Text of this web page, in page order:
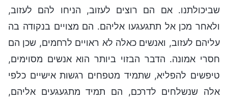
שביכולתנו. אם הם רוצים לעזוב, הניחו להם לעזוב,
ולאחר מכן אל תתגעגעו אליהם. הם מצויים בנקודה בה
עליהם לעזוב, ואנשים כאלה לא ראויים לרחמים, שכן הם
חסרי אמונה. הדבר הבזוי ביותר הוא אנשים מסוימים,
טיפשים להפליא, שתמיד מטפחים רגשות אישיים כלפי
אלה שנשלחים לדרכם, הם תמיד מתגעגעים אליהם,